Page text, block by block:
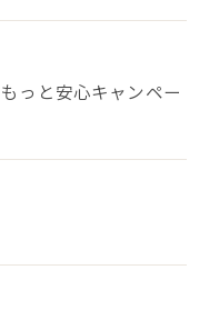
っと安心キャンペー